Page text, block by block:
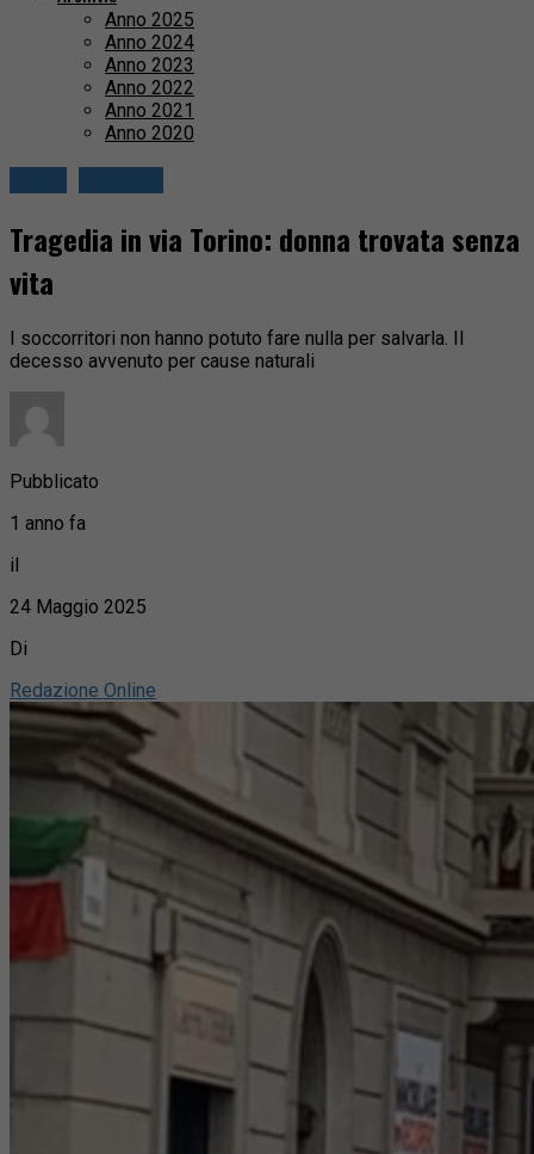
Anno 2025
Anno 2024
Anno 2023
Anno 2022
Anno 2021
Anno 2020
Tragedia in via Torino: donna trovata senza
vita
I soccorritori non hanno potuto fare nulla per salvarla. Il
decesso avvenuto per cause naturali
Pubblicato
1 anno fa
il
24 Maggio 2025
Di
Redazione Online